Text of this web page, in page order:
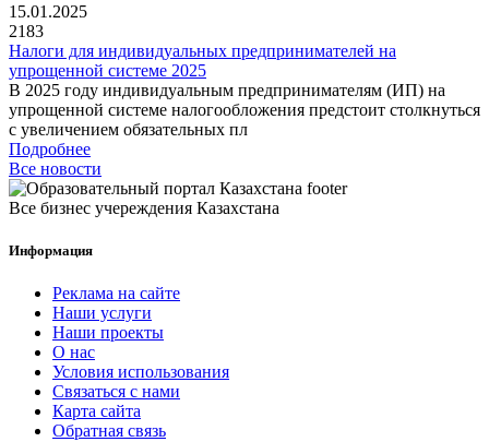
15.01.2025
2183
Налоги для индивидуальных предпринимателей на
упрощенной системе 2025
В 2025 году индивидуальным предпринимателям (ИП) на
упрощенной системе налогообложения предстоит столкнуться
с увеличением обязательных пл
Подробнее
Все новости
Все бизнес учереждения Казахстана
Информация
Реклама на сайте
Наши услуги
Наши проекты
О нас
Условия использования
Связаться с нами
Карта сайта
Обратная связь